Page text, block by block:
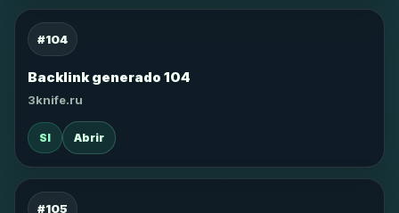
#104
Backlink generado 104
3knife.ru
SI Abrir
#105